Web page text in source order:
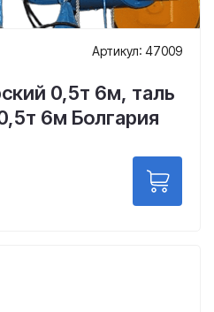
Артикул: 47009
0,5т 6м, таль
6м Болгария